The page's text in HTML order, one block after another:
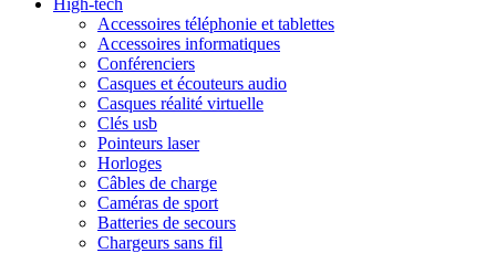
Accessoires téléphonie et tablettes
Accessoires informatiques
Conférenciers
Casques et écouteurs audio
Casques réalité virtuelle
Clés usb
Pointeurs laser
Horloges
Câbles de charge
Caméras de sport
Batteries de secours
Chargeurs sans fil